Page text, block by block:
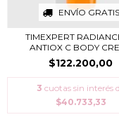
ENVÍO GRATIS
TIMEXPERT
ANTIOX C BODY
$122.200,00
3 cuotas sin interés
$40.733,33